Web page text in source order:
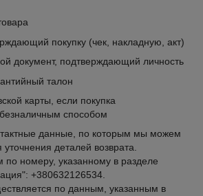
покупку (чек, накладную, акт)
документ, подтверждающий личность
талон
карты, если покупка
способом
данные, по которым мы можем
уточнения деталей возврата.
по номеру, указанному в разделе
+380632126534.
по данным, указанным в